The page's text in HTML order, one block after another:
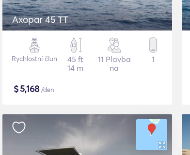
Axopar 45 TT
Rychlostní člun
45 ft
14 m
11 Plavba
na
1
$5,168/den